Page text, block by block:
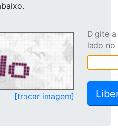
[trocar imagem]
Digite
lado no